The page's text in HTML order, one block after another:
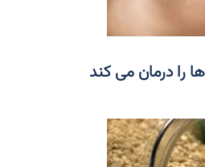
را درمان می کند